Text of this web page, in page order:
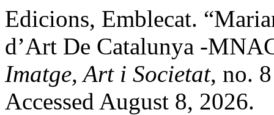
Edicions, Emblecat.
d’Art De Catalunya -
Imatge, Art i Societat, no.
Accessed August 8, 2026.